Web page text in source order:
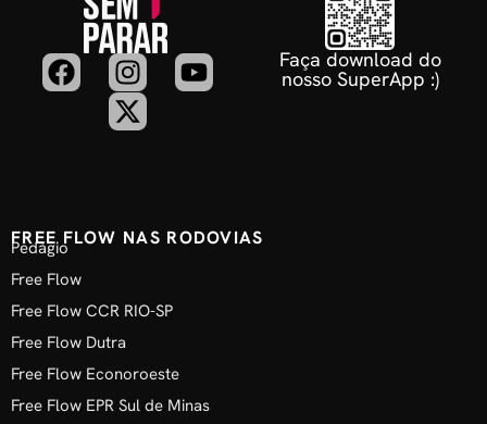
Faça download do
nosso SuperApp :)
FREE FLOW NAS RODOVIAS
Pedágio
Free Flow
Free Flow CCR RIO-SP
Free Flow Dutra
Free Flow Econoroeste
Free Flow EPR Sul de Minas